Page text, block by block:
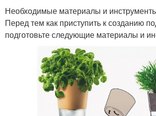
Необходимые материалы и
Перед тем как приступить к созданию
подготовьте следующие материалы и